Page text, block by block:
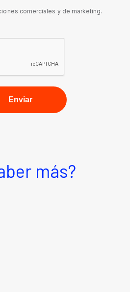
comerciales y de marketing.
más?